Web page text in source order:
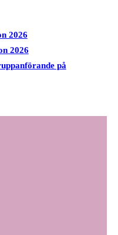
2026
2026
på